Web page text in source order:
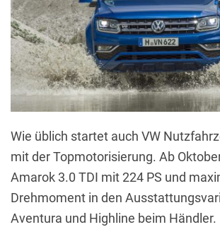
Wie üblich startet auch VW
mit der Topmotorisierung. Ab
Amarok 3.0 TDI mit 224 PS und
Drehmoment in den
Aventura und Highline beim